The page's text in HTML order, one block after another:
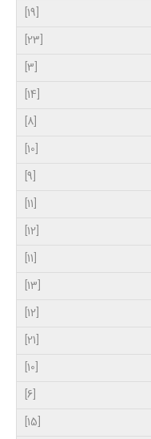
[19]
[23]
[3]
[14]
[8]
[10]
[9]
[11]
[12]
[11]
[13]
[12]
[21]
[10]
[6]
[15]